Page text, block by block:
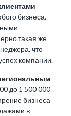
бизнеса,
такая же
что
компании.
до 1 500 000
бизнеса
в